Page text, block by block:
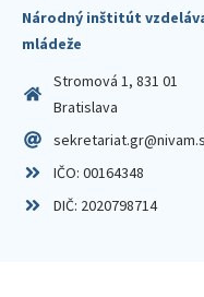
Národný inštitút
mládeže
Stromová 1, 831 01
Bratislava
IČO: 00164348
DIČ: 2020798714